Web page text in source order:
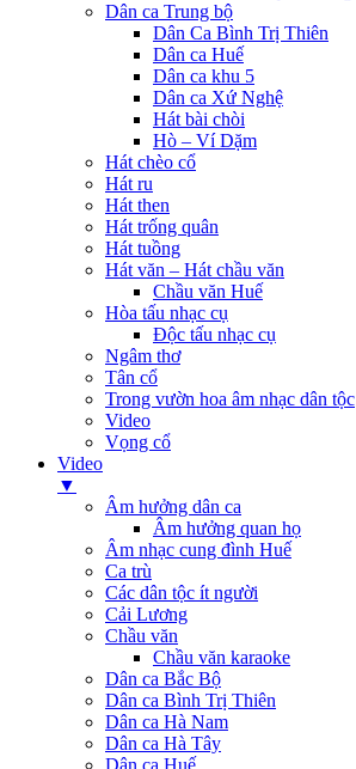
Dân ca Trung bộ
Dân Ca Bình Trị Thiên
Dân ca Huế
Dân ca khu 5
Dân ca Xứ Nghệ
Hát bài chòi
Hò – Ví Dặm
Hát chèo cổ
Hát ru
Hát then
Hát trống quân
Hát tuồng
Hát văn – Hát chầu văn
Chầu văn Huế
Hòa tấu nhạc cụ
Độc tấu nhạc cụ
Ngâm thơ
Tân cổ
Trong vườn hoa âm nhạc dân tộc
Video
Vọng cổ
Video
▼
Âm hưởng dân ca
Âm hưởng quan họ
Âm nhạc cung đình Huế
Ca trù
Các dân tộc ít người
Cải Lương
Chầu văn
Chầu văn karaoke
Dân ca Bắc Bộ
Dân ca Bình Trị Thiên
Dân ca Hà Nam
Dân ca Hà Tây
Dân ca Huế